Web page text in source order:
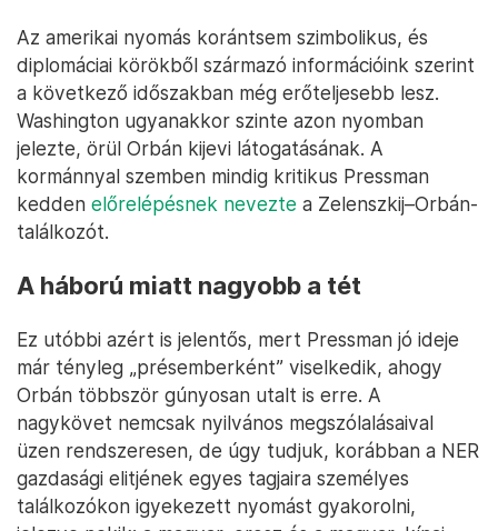
Az amerikai nyomás korántsem szimbolikus, és
diplomáciai körökből származó információink szerint
a következő időszakban még erőteljesebb lesz.
Washington ugyanakkor szinte azon nyomban
jelezte, örül Orbán kijevi látogatásának. A
kormánnyal szemben mindig kritikus Pressman
kedden előrelépésnek nevezte a Zelenszkij–Orbán-
találkozót.
A háború miatt nagyobb a tét
Ez utóbbi azért is jelentős, mert Pressman jó ideje
már tényleg „présemberként” viselkedik, ahogy
Orbán többször gúnyosan utalt is erre. A
nagykövet nemcsak nyilvános megszólalásaival
üzen rendszeresen, de úgy tudjuk, korábban a NER
gazdasági elitjének egyes tagjaira személyes
találkozókon igyekezett nyomást gyakorolni,